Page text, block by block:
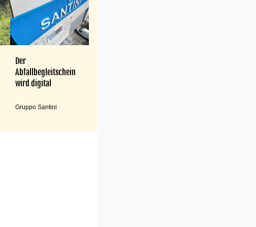
Der
Abfallbegleitschein
wird digital
Gruppo Santini